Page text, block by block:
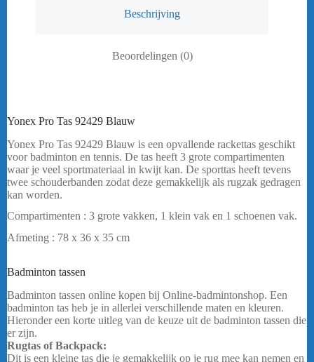
Beschrijving
Beoordelingen (0)
Yonex Pro Tas 92429 Blauw
Yonex Pro Tas 92429 Blauw is een opvallende rackettas geschikt
voor badminton en tennis. De tas heeft 3 grote compartimenten
waar je veel sportmateriaal in kwijt kan. De sporttas heeft tevens
twee schouderbanden zodat deze gemakkelijk als rugzak gedragen
kan worden.
Compartimenten : 3 grote vakken, 1 klein vak en 1 schoenen vak.
Afmeting : 78 x 36 x 35 cm
Badminton tassen
Badminton tassen online kopen bij Online-badmintonshop. Een
badminton tas heb je in allerlei verschillende maten en kleuren.
Hieronder een korte uitleg van de keuze uit de badminton tassen die
er zijn.
Rugtas of Backpack:
Dit is een kleine tas die je gemakkelijk op je rug mee kan nemen en